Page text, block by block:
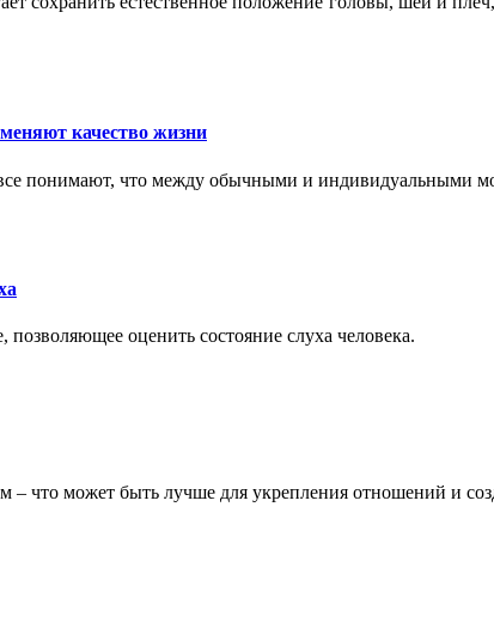
качество жизни
понимают, что между обычными и индивидуальными
оценить состояние слуха человека.
может быть лучше для укрепления отношений и